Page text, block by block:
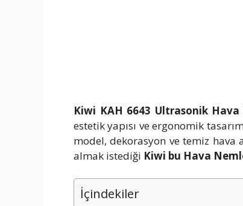
Kiwi KAH 6643 Ultrasonik
estetik yapısı ve ergonomik
model, dekorasyon ve temiz hava
almak istediği Kiwi bu Hava
İçindekiler